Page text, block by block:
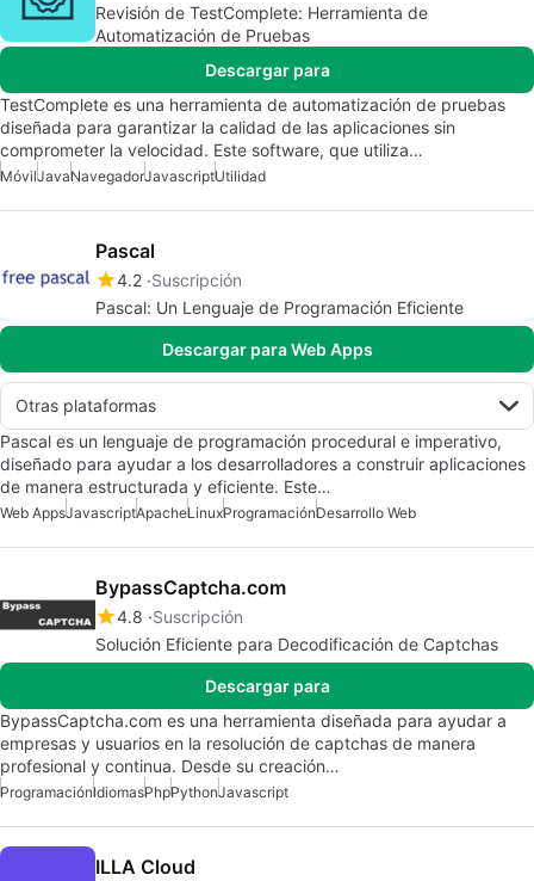
Revisión de TestComplete: Herramienta de
Automatización de Pruebas
Descargar para
TestComplete es una herramienta de automatización de pruebas
diseñada para garantizar la calidad de las aplicaciones sin
comprometer la velocidad. Este software, que utiliza…
MóvilJavaNavegadorJavascriptUtilidad
Pascal
4.2 Suscripción
Pascal: Un Lenguaje de Programación Eficiente
Descargar para Web Apps
Otras plataformas
Pascal es un lenguaje de programación procedural e imperativo,
diseñado para ayudar a los desarrolladores a construir aplicaciones
de manera estructurada y eficiente. Este…
Web AppsJavascriptApacheLinuxProgramaciónDesarrollo Web
BypassCaptcha.com
4.8 Suscripción
Solución Eficiente para Decodificación de Captchas
Descargar para
BypassCaptcha.com es una herramienta diseñada para ayudar a
empresas y usuarios en la resolución de captchas de manera
profesional y continua. Desde su creación…
ProgramaciónIdiomasPhpPythonJavascript
ILLA Cloud